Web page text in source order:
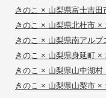
きのこ × 山梨県富士吉
きのこ × 山梨県北杜市 ×
きのこ × 山梨県南アル
きのこ × 山梨県身延町 ×
きのこ × 山梨県山中湖
きのこ × 山梨県山梨市 ×